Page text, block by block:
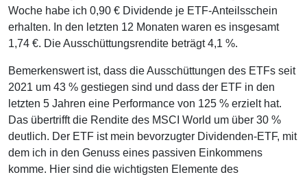
Woche habe ich 0,90 € Dividende je ETF-Anteilsschein
erhalten. In den letzten 12 Monaten waren es insgesamt
1,74 €. Die Ausschüttungsrendite beträgt 4,1 %.
Bemerkenswert ist, dass die Ausschüttungen des ETFs seit
2021 um 43 % gestiegen sind und dass der ETF in den
letzten 5 Jahren eine Performance von 125 % erzielt hat.
Das übertrifft die Rendite des MSCI World um über 30 %
deutlich. Der ETF ist mein bevorzugter Dividenden-ETF, mit
dem ich in den Genuss eines passiven Einkommens
komme. Hier sind die wichtigsten Elemente des